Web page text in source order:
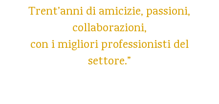
Trent’anni di amicizie, passioni,
collaborazioni,
con i migliori professionisti del
settore.”